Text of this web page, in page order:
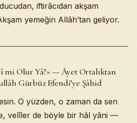
iftirâcıdan akşam
yemeğin Allâh’tan geliyor.
mi Olur Yâ?» — Âyet Ortalıktan
Gürbüz Efendi’ye Şâhid
O yüzden, o zaman da sen
velîler de böyle bir hâl yâni —